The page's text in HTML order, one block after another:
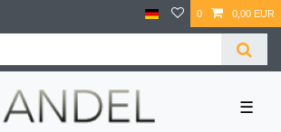
0 0,00 EUR
☰